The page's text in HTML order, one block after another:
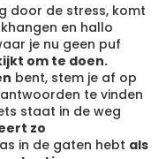
door de stress, komt
en hallo
je nu geen puf
om te doen.
bent, stem je af op
te vinden
staat in de weg
zo
in de gaten hebt als